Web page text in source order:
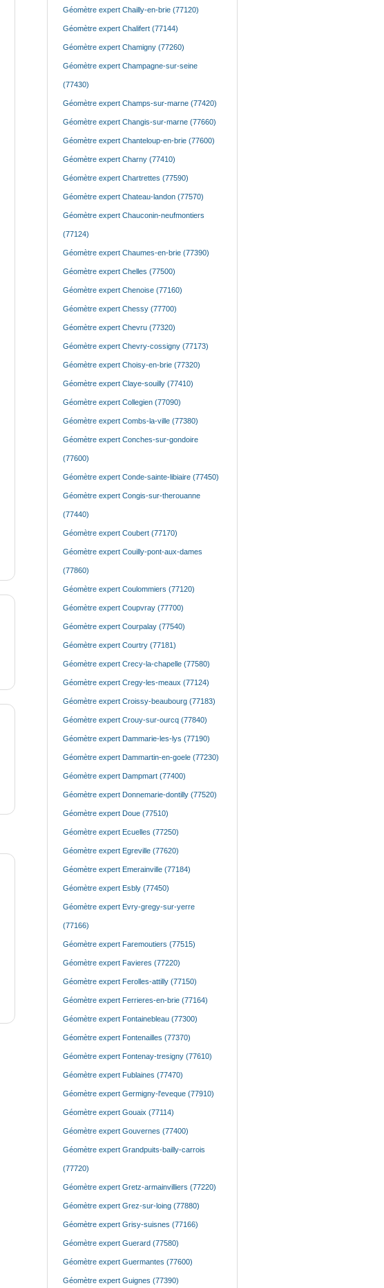
Géomètre expert Chailly-en-brie (77120)
Géomètre expert Chalifert (77144)
Géomètre expert Chamigny (77260)
Géomètre expert Champagne-sur-seine
(77430)
Géomètre expert Champs-sur-marne (77420)
Géomètre expert Changis-sur-marne (77660)
Géomètre expert Chanteloup-en-brie (77600)
Géomètre expert Charny (77410)
Géomètre expert Chartrettes (77590)
Géomètre expert Chateau-landon (77570)
Géomètre expert Chauconin-neufmontiers
(77124)
Géomètre expert Chaumes-en-brie (77390)
Géomètre expert Chelles (77500)
Géomètre expert Chenoise (77160)
Géomètre expert Chessy (77700)
Géomètre expert Chevru (77320)
Géomètre expert Chevry-cossigny (77173)
Géomètre expert Choisy-en-brie (77320)
Géomètre expert Claye-souilly (77410)
Géomètre expert Collegien (77090)
Géomètre expert Combs-la-ville (77380)
Géomètre expert Conches-sur-gondoire
(77600)
Géomètre expert Conde-sainte-libiaire (77450)
Géomètre expert Congis-sur-therouanne
(77440)
Géomètre expert Coubert (77170)
Géomètre expert Couilly-pont-aux-dames
(77860)
Géomètre expert Coulommiers (77120)
Géomètre expert Coupvray (77700)
Géomètre expert Courpalay (77540)
Géomètre expert Courtry (77181)
Géomètre expert Crecy-la-chapelle (77580)
Géomètre expert Cregy-les-meaux (77124)
Géomètre expert Croissy-beaubourg (77183)
Géomètre expert Crouy-sur-ourcq (77840)
Géomètre expert Dammarie-les-lys (77190)
Géomètre expert Dammartin-en-goele (77230)
Géomètre expert Dampmart (77400)
Géomètre expert Donnemarie-dontilly (77520)
Géomètre expert Doue (77510)
Géomètre expert Ecuelles (77250)
Géomètre expert Egreville (77620)
Géomètre expert Emerainville (77184)
Géomètre expert Esbly (77450)
Géomètre expert Evry-gregy-sur-yerre
(77166)
Géomètre expert Faremoutiers (77515)
Géomètre expert Favieres (77220)
Géomètre expert Ferolles-attilly (77150)
Géomètre expert Ferrieres-en-brie (77164)
Géomètre expert Fontainebleau (77300)
Géomètre expert Fontenailles (77370)
Géomètre expert Fontenay-tresigny (77610)
Géomètre expert Fublaines (77470)
Géomètre expert Germigny-l'eveque (77910)
Géomètre expert Gouaix (77114)
Géomètre expert Gouvernes (77400)
Géomètre expert Grandpuits-bailly-carrois
(77720)
Géomètre expert Gretz-armainvilliers (77220)
Géomètre expert Grez-sur-loing (77880)
Géomètre expert Grisy-suisnes (77166)
Géomètre expert Guerard (77580)
Géomètre expert Guermantes (77600)
Géomètre expert Guignes (77390)